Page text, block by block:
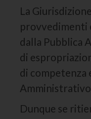
La
provvedimenti
dalla Pubblica
di
di competenza
Dunque se